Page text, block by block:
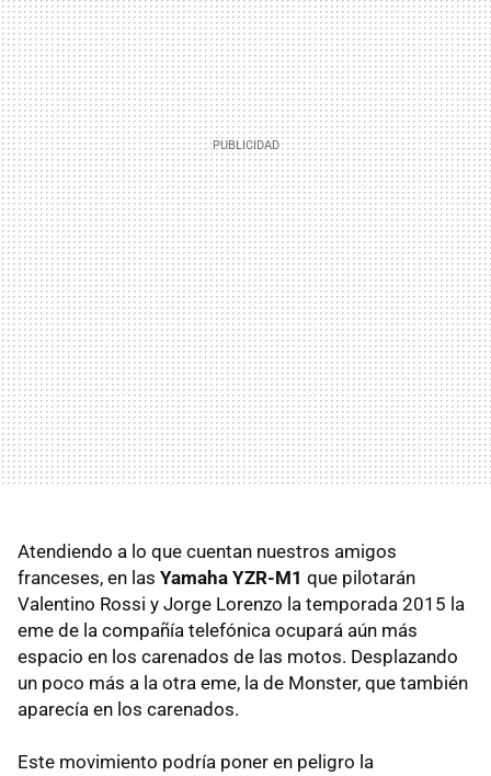
Atendiendo a lo que cuentan nuestros amigos
franceses, en las Yamaha YZR-M1 que pilotarán
Valentino Rossi y Jorge Lorenzo la temporada 2015 la
eme de la compañía telefónica ocupará aún más
espacio en los carenados de las motos. Desplazando
un poco más a la otra eme, la de Monster, que también
aparecía en los carenados.
Este movimiento podría poner en peligro la